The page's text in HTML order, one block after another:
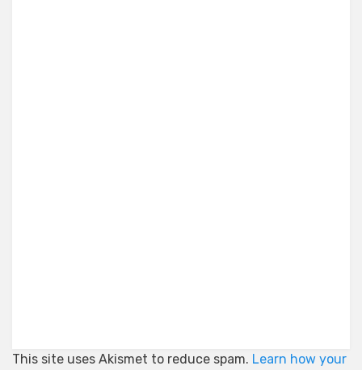
This site uses Akismet to reduce spam. Learn how your